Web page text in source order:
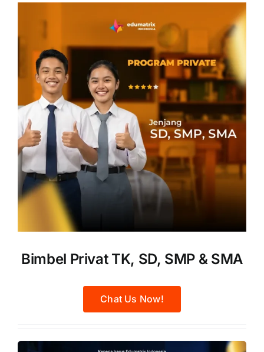
Bimbel Privat TK, SD, SMP & SMA
Chat Us Now!